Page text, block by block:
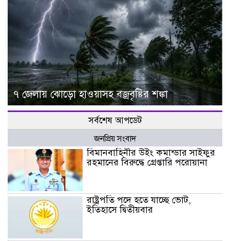
৭ জেলায় ঝোড়ো হাওয়াসহ বজ্রবৃষ্টির শঙ্কা
সর্বশেষ আপডেট
জনপ্রিয় সংবাদ
বিমানবাহিনীর উইং কমান্ডার সাইফুর
রহমানের বিরুদ্ধে গ্রেপ্তারি পরোয়ানা
রাষ্ট্রপতি পদে হতে যাচ্ছে ভোট,
ইতিহাসে দ্বিতীয়বার